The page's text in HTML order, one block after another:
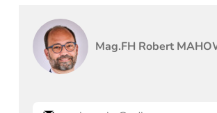
Mag.FH Robert